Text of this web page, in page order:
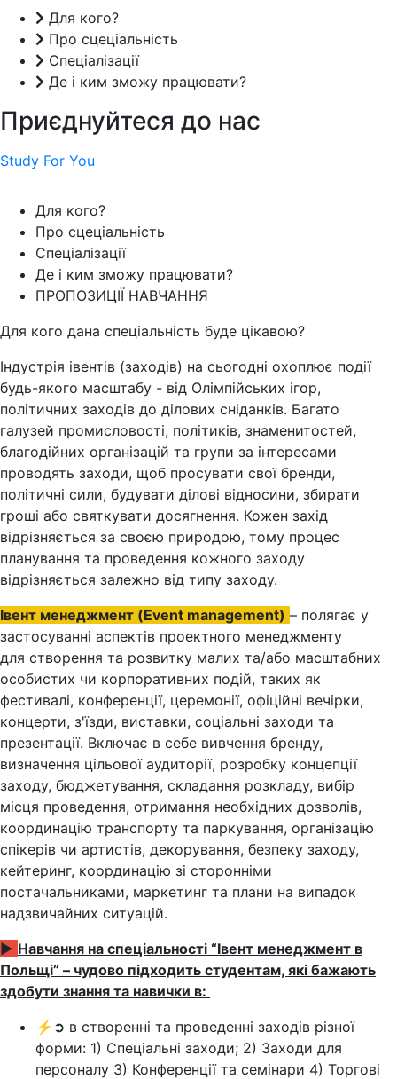
Для кого?
Про сцеціальність
Спеціалізації
Де і ким зможу працювати?
Приєднуйтеся до нас
Study For You
Для кого?
Про сцеціальність
Спеціалізації
Де і ким зможу працювати?
ПРОПОЗИЦІЇ НАВЧАННЯ
Для кого дана спеціальність буде цікавою?
Індустрія івентів (заходів) на сьогодні охоплює події
будь-якого масштабу - від Олімпійських ігор,
політичних заходів до ділових сніданків. Багато
галузей промисловості, політиків, знаменитостей,
благодійних організацій та групи за інтересами
проводять заходи, щоб просувати свої бренди,
політичні сили, будувати ділові відносини, збирати
гроші або святкувати досягнення. Кожен захід
відрізняється за своєю природою, тому процес
планування та проведення кожного заходу
відрізняється залежно від типу заходу.
Івент менеджмент (Event management) – полягає у
застосуванні аспектів проектного менеджменту
для створення та розвитку малих та/або масштабних
особистих чи корпоративних подій, таких як
фестивалі, конференції, церемонії, офіційні вечірки,
концерти, з'їзди, виставки, соціальні заходи та
презентації. Включає в себе вивчення бренду,
визначення цільової аудиторії, розробку концепції
заходу, бюджетування, складання розкладу, вибір
місця проведення, отримання необхідних дозволів,
координацію транспорту та паркування, організацію
спікерів чи артистів, декорування, безпеку заходу,
кейтеринг, координацію зі сторонніми
постачальниками, маркетинг та плани на випадок
надзвичайних ситуацій.
► Навчання на спеціальності “Івент менеджмент в
Польщі” – чудово підходить студентам, які бажають
здобути знання та навички в:
⚡➲ в створенні та проведенні заходів різної
форми: 1) Спеціальні заходи; 2) Заходи для
персоналу 3) Конференції та семінари 4) Торгові